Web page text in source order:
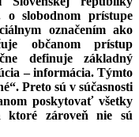
o slobodnom prístupe
označením ako
občanom prístup
definuje základný
– informácia. Týmto
Preto sú v súčasnosti
poskytovať všetky
ktoré zároveň nie sú